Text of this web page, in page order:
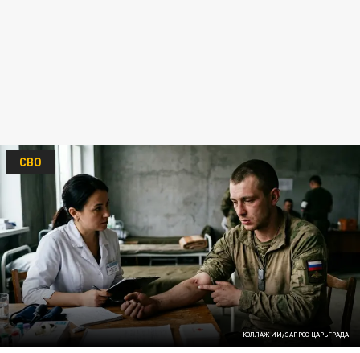
КОЛЛАЖ ИИ/ЗАПРОС ЦАРЬГРАДА
СВО